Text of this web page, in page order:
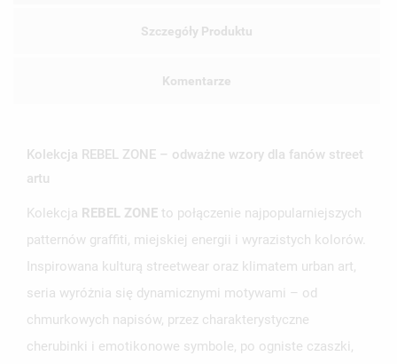
Szczegóły Produktu
Komentarze
Kolekcja REBEL ZONE – odważne wzory dla fanów street
artu
Kolekcja REBEL ZONE to połączenie najpopularniejszych
patternów graffiti, miejskiej energii i wyrazistych kolorów.
Inspirowana kulturą streetwear oraz klimatem urban art,
seria wyróżnia się dynamicznymi motywami – od
chmurkowych napisów, przez charakterystyczne
cherubinki i emotikonowe symbole, po ogniste czaszki,